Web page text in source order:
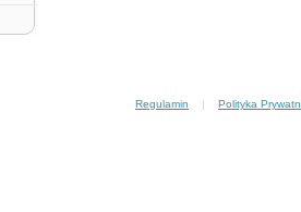
Regulamin | Polityka